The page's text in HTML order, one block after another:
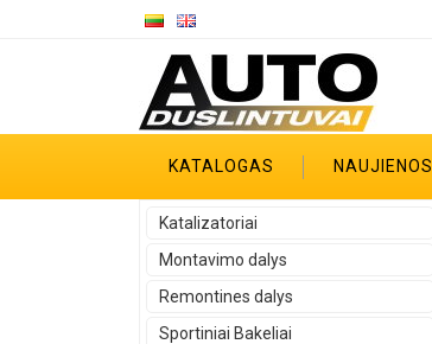
KATALOGAS NAUJIENOS
Katalizatoriai
Montavimo dalys
Remontines dalys
Sportiniai Bakeliai